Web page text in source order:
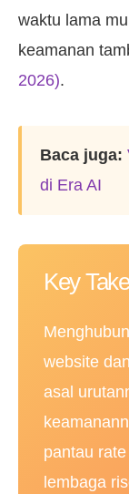
waktu lama
keamanan
2026).
Baca juga:
di Era AI
Key
website
asal
pantau
lembaga